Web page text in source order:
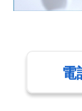
電